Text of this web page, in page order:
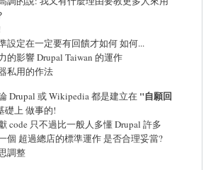
設定在一定要有回饋才如何 如何...
的影響 Drupal Taiwan 的運作
私用的作法
Drupal 或 Wikipedia 都是建立在 "自願回
礎上 做事的!
code 只不過比一般人多懂 Drupal 許多
個 超過總店的標準運作 是否合理妥當?
調整